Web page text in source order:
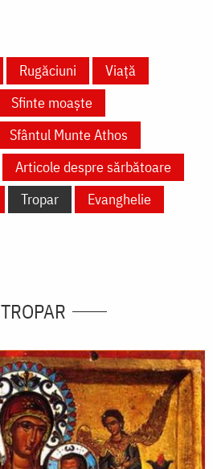
Rugăciuni
Viață
Sfinte moaște
Sfântul Munte Athos
Articole despre sărbătoare
Tropar
Evanghelie
TROPAR